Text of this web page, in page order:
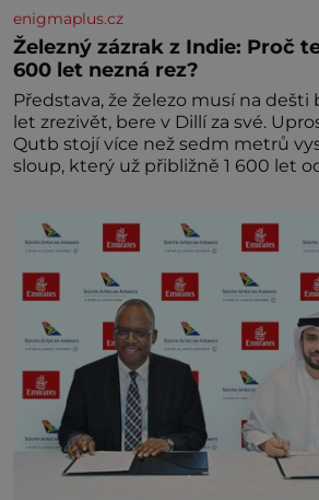
enigmaplus.cz
Železný zázrak z Indie: Proč
600 let nezná rez?
Představa, že železo musí na
let zrezivět, bere v Dillí za své.
Qutb stojí více než sedm metrů
sloup, který už přibližně 1 600 let